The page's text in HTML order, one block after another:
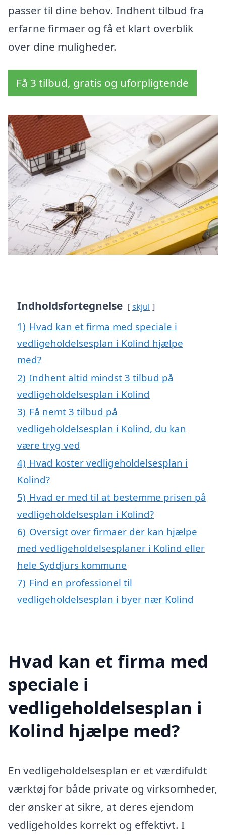
passer til dine behov. Indhent tilbud fra
erfarne firmaer og få et klart overblik
over dine muligheder.
Få 3 tilbud, gratis og uforpligtende
Indholdsfortegnelse skjul
1) Hvad kan et firma med speciale i
vedligeholdelsesplan i Kolind hjælpe
med?
2) Indhent altid mindst 3 tilbud på
vedligeholdelsesplan i Kolind
3) Få nemt 3 tilbud på
vedligeholdelsesplan i Kolind, du kan
være tryg ved
4) Hvad koster vedligeholdelsesplan i
Kolind?
5) Hvad er med til at bestemme prisen på
vedligeholdelsesplan i Kolind?
6) Oversigt over firmaer der kan hjælpe
med vedligeholdelsesplaner i Kolind eller
hele Syddjurs kommune
7) Find en professionel til
vedligeholdelsesplan i byer nær Kolind
Hvad kan et firma med
speciale i
vedligeholdelsesplan i
Kolind hjælpe med?
En vedligeholdelsesplan er et værdifuldt
værktøj for både private og virksomheder,
der ønsker at sikre, at deres ejendom
vedligeholdes korrekt og effektivt. I